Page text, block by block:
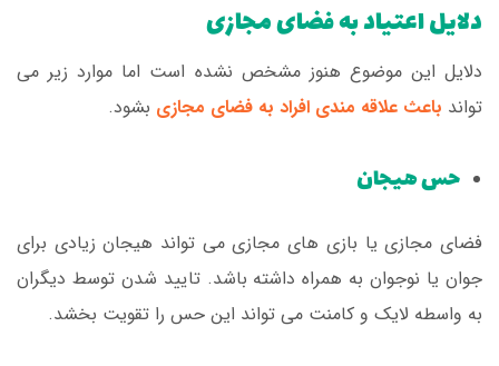
دلایل اعتیاد به فضای مجازی
دلایل این موضوع هنوز مشخص نشده است اما موارد زیر می
تواند باعث علاقه مندی افراد به فضای مجازی بشود.
حس هیجان
فضای مجازی یا بازی های مجازی می تواند هیجان زیادی برای
جوان یا نوجوان به همراه داشته باشد. تایید شدن توسط دیگران
به واسطه لایک و کامنت می تواند این حس را تقویت بخشد.